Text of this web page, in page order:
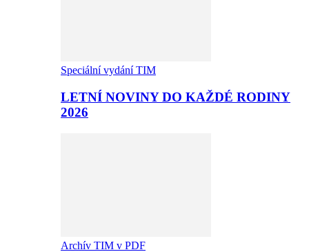
Speciální vydání TIM
LETNÍ NOVINY DO KAŽDÉ RODINY
2026
Archív TIM v PDF